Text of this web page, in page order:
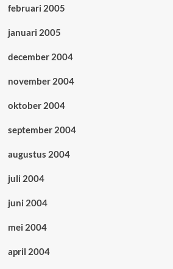
februari 2005
januari 2005
december 2004
november 2004
oktober 2004
september 2004
augustus 2004
juli 2004
juni 2004
mei 2004
april 2004